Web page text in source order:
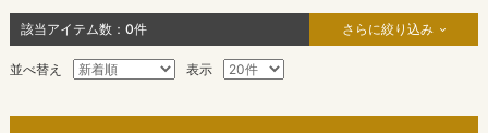
該当アイテム数： 0件 さらに絞り込み
並べ替え 表示